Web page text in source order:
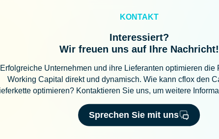
KONTAKT
Interessiert?
Wir freuen uns auf Ihre Nachricht!
Erfolgreiche Unternehmen und ihre Lieferanten optimieren die
Working Capital direkt und dynamisch. Wie kann cflox den
optimieren? Kontaktieren Sie uns, um weitere
Sprechen Sie mit uns